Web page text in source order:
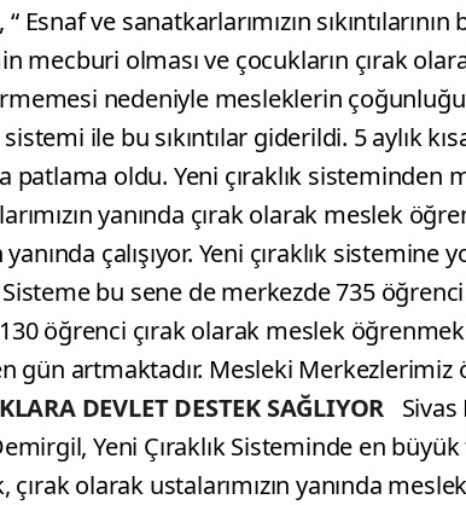
ve sanatkarlarımızın
mecburi olması ve çocukların çırak
nedeniyle mesleklerin
sistemi ile bu sıkıntılar giderildi. 5 aylık
patlama oldu. Yeni çıraklık sisteminden
yanında çırak olarak meslek
yanında çalışıyor. Yeni çıraklık
bu sene de merkezde 735 öğrenci
öğrenci çırak olarak meslek
gün artmaktadır. Mesleki
DEVLET DESTEK SAĞLIYOR Sivas
Yeni Çıraklık Sisteminde en
olarak ustalarımızın yanında